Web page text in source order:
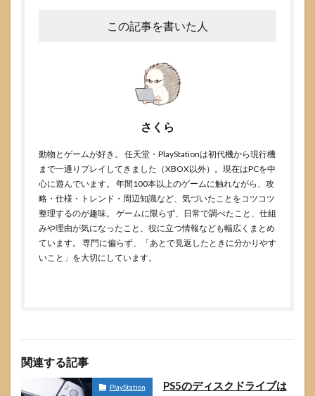
この記事を書いた人
さくら
動物とゲームが好き。 任天堂・PlayStationは初代機から現行機
まで一通りプレイしてきました（XBOX以外）。現在はPCを中
心に遊んでいます。 年間100本以上のゲームに触れながら、攻
略・仕様・トレンド・周辺知識など、気づいたことをコツコツ
整理するのが趣味。 ゲームに限らず、日常で調べたこと、仕組
みや理由が気になったこと、役に立つ情報なども幅広くまとめ
ています。 専門に偏らず、「あとで見返したときに分かりやす
いこと」を大切にしています。
関連する記事
PlayStation
PS5のディスクドライブは